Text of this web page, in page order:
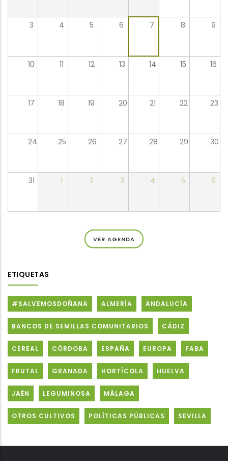
3 4 5 6 7 8 9
10 11 12 13 14 15 16
17 18 19 20 21 22 23
24 25 26 27 28 29 30
31 1 2 3 4 5 6
VER AGENDA
ETIQUETAS
#SALVEMOSDOÑANA ALMERÍA ANDALUCÍA
BANCOS DE SEMILLAS COMUNITARIOS CÁDIZ
CEREAL CÓRDOBA ESPAÑA EUROPA FABA
FRUTAL GRANADA HORTÍCOLA HUELVA
JAÉN LEGUMINOSA MÁLAGA
OTROS CULTIVOS POLÍTICAS PÚBLICAS SEVILLA